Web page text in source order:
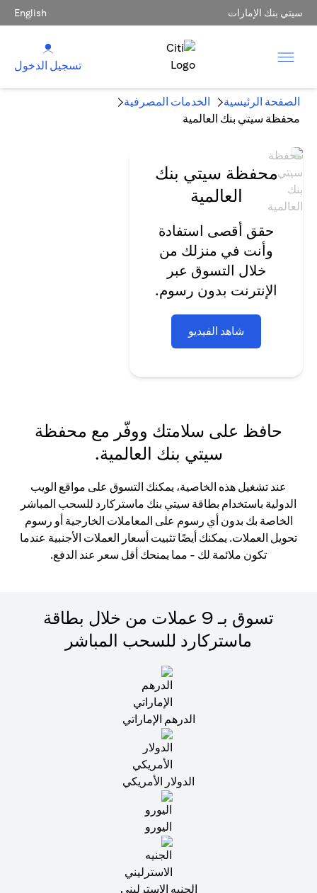
سيتي بنك الإمارات English
تسجيل الدخول
الصفحة الرئيسية
الخدمات المصرفية
محفظة سيتي بنك العالمية
محفظة سيتي بنك
العالمية
حقق أقصى استفادة
وأنت في منزلك من
خلال التسوق عبر
الإنترنت بدون رسوم.
شاهد الفيديو
حافظ على سلامتك ووفّر مع محفظة
سيتي بنك العالمية.
عند تشغيل هذه الخاصية، يمكنك التسوق على مواقع الويب
الدولية باستخدام بطاقة سيتي بنك ماستركارد للسحب المباشر
الخاصة بك بدون أي رسوم على المعاملات الخارجية أو رسوم
تحويل العملات. يمكنك أيضًا تثبيت أسعار العملات الأجنبية عندما
تكون ملائمة لك - مما يمنحك أقل سعر عند الدفع.
تسوق بـ 9 عملات من خلال بطاقة
ماستركارد للسحب المباشر
الدرهم الإماراتي
الدولار الأمريكي
اليورو
الجنيه الاسترليني